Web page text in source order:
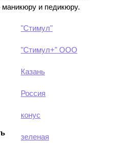
и педикюру.
"Стимул"
"Стимул+" ООО
Казань
Россия
конус
зеленая